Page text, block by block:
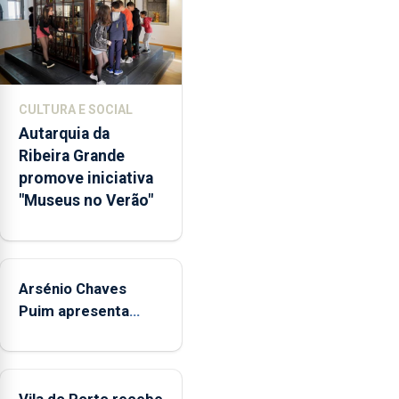
dos
museus
e
núcleos
integrados
na
Rede
Municipal
de
aos
durante
o
de
CULTURA E SOCIAL
Autarquia da
Ribeira Grande
promove iniciativa
"Museus no Verão"
Arsénio Chaves
Puim apresenta
de Vila do Porto